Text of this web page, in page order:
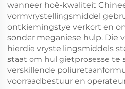
wanneer hoë-kwaliteit
vormvrystellingsmiddel
ontkiemingstye verkort en
sonder meganiese hulp. Die
hierdie vrystellingsmiddels
staat om hul gietprosesse te
verskillende
voorraadbestuur en